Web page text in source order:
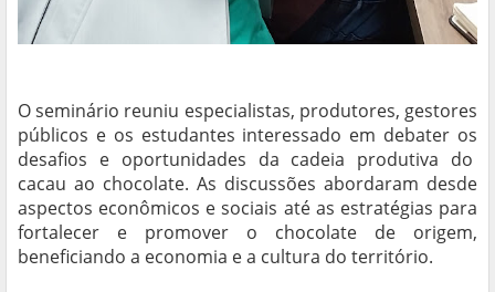
O seminário reuniu especialistas, produtores, gestores
públicos e os estudantes interessado em debater os
desafios e oportunidades da cadeia produtiva do
cacau ao chocolate. As discussões abordaram desde
aspectos econômicos e sociais até as estratégias para
fortalecer e promover o chocolate de origem,
beneficiando a economia e a cultura do território.